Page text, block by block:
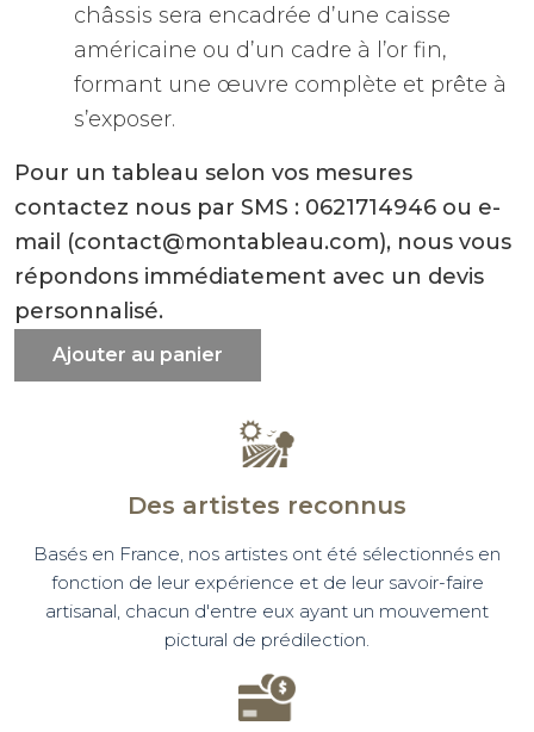
châssis sera encadrée d’une caisse
américaine ou d’un cadre à l’or fin,
formant une œuvre complète et prête à
s’exposer.
Pour un tableau selon vos mesures
contactez nous par SMS : 0621714946 ou e-
mail (contact@montableau.com), nous vous
répondons immédiatement avec un devis
personnalisé.
Ajouter au panier
Des artistes reconnus
Basés en France, nos artistes ont été sélectionnés en
fonction de leur expérience et de leur savoir-faire
artisanal, chacun d'entre eux ayant un mouvement
pictural de prédilection.